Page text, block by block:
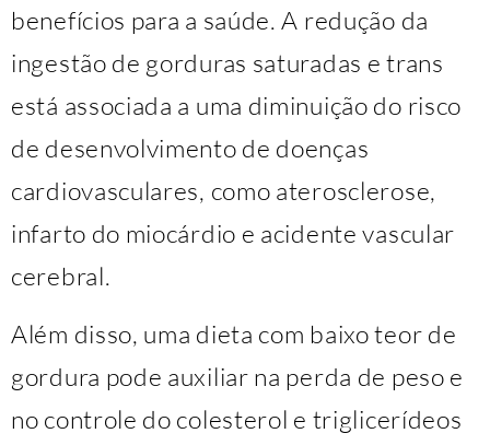
benefícios para a saúde. A redução da
ingestão de gorduras saturadas e trans
está associada a uma diminuição do risco
de desenvolvimento de doenças
cardiovasculares, como aterosclerose,
infarto do miocárdio e acidente vascular
cerebral.
Além disso, uma dieta com baixo teor de
gordura pode auxiliar na perda de peso e
no controle do colesterol e triglicerídeos